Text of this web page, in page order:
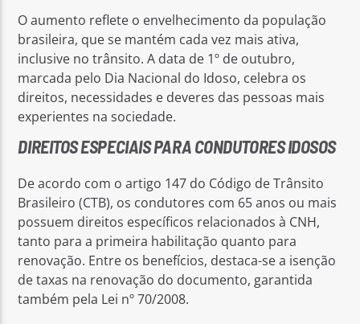
O aumento reflete o envelhecimento da população
brasileira, que se mantém cada vez mais ativa,
inclusive no trânsito. A data de 1º de outubro,
marcada pelo Dia Nacional do Idoso, celebra os
direitos, necessidades e deveres das pessoas mais
experientes na sociedade.
DIREITOS ESPECIAIS PARA CONDUTORES IDOSOS
De acordo com o artigo 147 do Código de Trânsito
Brasileiro (CTB), os condutores com 65 anos ou mais
possuem direitos específicos relacionados à CNH,
tanto para a primeira habilitação quanto para
renovação. Entre os benefícios, destaca-se a isenção
de taxas na renovação do documento, garantida
também pela Lei nº 70/2008.